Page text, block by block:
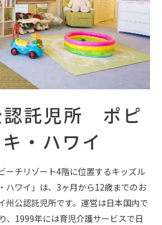
認託児所 ポピ
・ハワイ
ーチリゾート4階に位置するキッズル
ハワイ」は、3ヶ月から12歳までのお
州公認託児所です。運営は日本国内で
、1999年には育児介護サービスで日